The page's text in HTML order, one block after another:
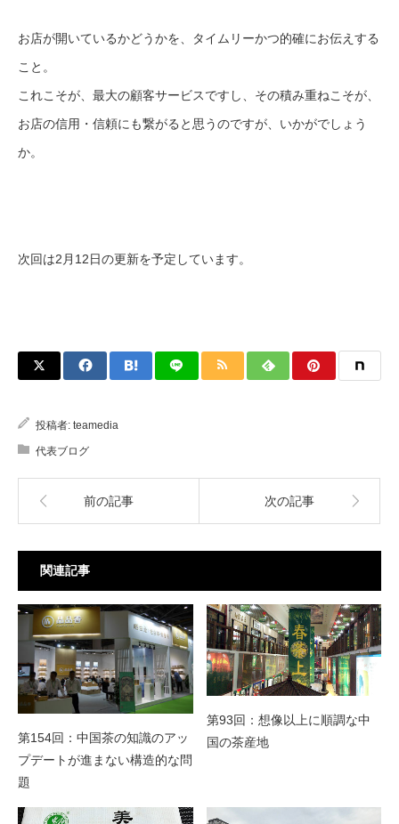
お店が開いているかどうかを、タイムリーかつ的確にお伝えする
こと。
これこそが、最大の顧客サービスですし、その積み重ねこそが、
お店の信用・信頼にも繋がると思うのですが、いかがでしょう
か。
次回は2月12日の更新を予定しています。
投稿者: teamedia
代表ブログ
前の記事 次の記事
関連記事
第154回：中国茶の知識のアッ
プデートが進まない構造的な問
題
第93回：想像以上に順調な中
国の茶産地